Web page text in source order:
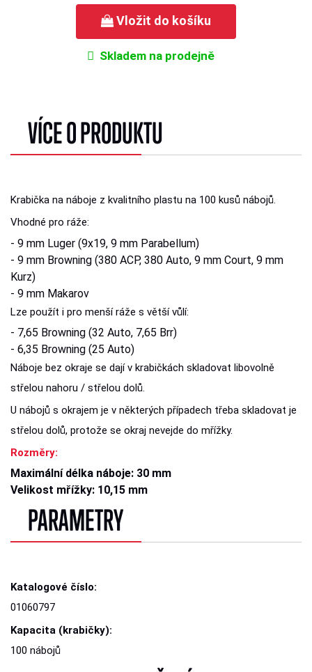
Vložit do košíku
Skladem na prodejně
VÍCE O PRODUKTU
Krabička na náboje z kvalitního plastu na 100 kusů nábojů.
Vhodné pro ráže:
- 9 mm Luger (9x19, 9 mm Parabellum)
- 9 mm Browning (380 ACP, 380 Auto, 9 mm Court, 9 mm
Kurz)
- 9 mm Makarov
Lze použít i pro menší ráže s větší vůlí:
- 7,65 Browning (32 Auto, 7,65 Brr)
- 6,35 Browning (25 Auto)
Náboje bez okraje se dají v krabičkách skladovat libovolně
střelou nahoru / střelou dolů.
U nábojů s okrajem je v některých případech třeba skladovat je
střelou dolů, protože se okraj nevejde do mřížky.
Rozměry:
Maximální délka náboje: 30 mm
Velikost mřížky: 10,15 mm
PARAMETRY
Katalogové číslo:
01060797
Kapacita (krabičky):
100 nábojů